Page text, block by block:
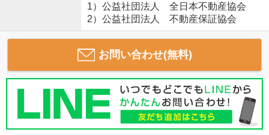
1）公益社団法人 全日本不動産協会
2）公益社団法人 不動産保証協会
お問い合わせ(無料)